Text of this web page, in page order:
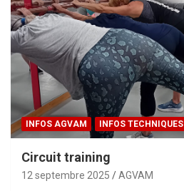
INFOS AGVAM INFOS TECHNIQUES
Circuit training
12 septembre 2025 AGVAM